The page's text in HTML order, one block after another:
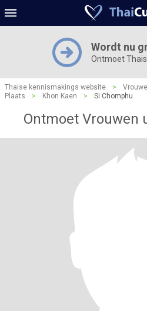
Wordt nu
Ontmoet
Thaise kennismakings website >
Plaats
> Khon Kaen > Si Chomphu
Ontmoet Vrouwen